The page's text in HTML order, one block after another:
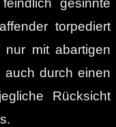
gesinnte
torpediert
mit abartigen
auch durch einen
Rücksicht